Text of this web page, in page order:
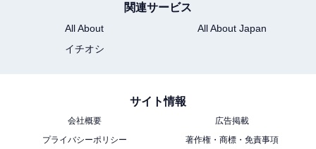
【千葉県】やぎと触れ合える施設も！ びわ・
関連サービス
All About
All About Japan
イチオシ
サイト情報
会社概要
広告掲載
プライバシーポリシー
著作権・商標・免責事項